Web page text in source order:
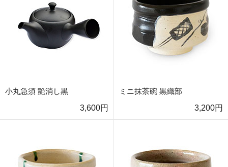
小丸急須 艶消し黒
3,600円
ミニ抹茶碗 黒織部
3,200円